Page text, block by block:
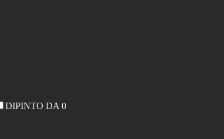
DIPINTO DA 0